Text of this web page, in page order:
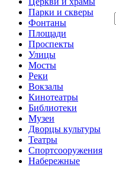
Парки и скверы
Фонтаны
Площади
Проспекты
Улицы
Мосты
Реки
Вокзалы
Кинотеатры
Библиотеки
Музеи
Дворцы культуры
Театры
Спортсооружения
Набережные